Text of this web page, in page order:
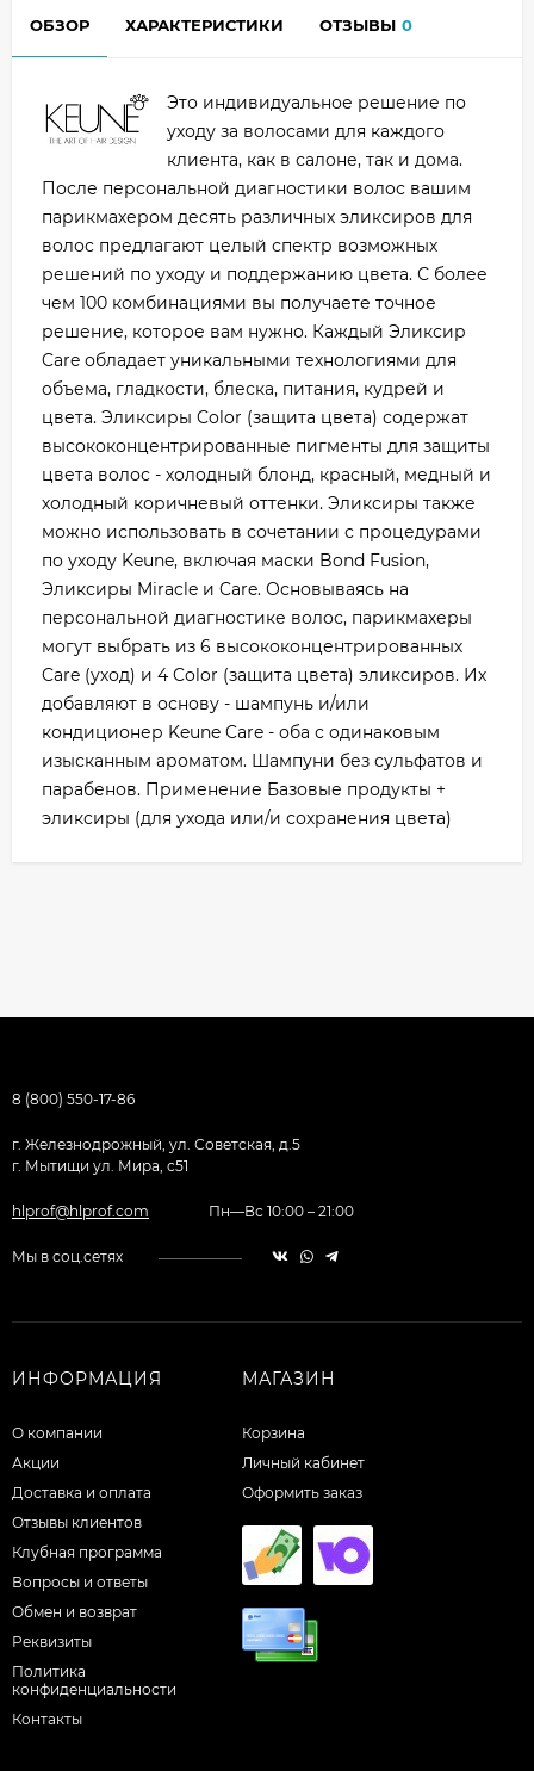
ОБЗОР ХАРАКТЕРИСТИКИ ОТЗЫВЫ 0
Это индивидуальное решение по
уходу за волосами для каждого
клиента, как в салоне, так и дома.
После персональной диагностики волос вашим
парикмахером десять различных эликсиров для
волос предлагают целый спектр возможных
решений по уходу и поддержанию цвета. С более
чем 100 комбинациями вы получаете точное
решение, которое вам нужно. Каждый Эликсир
Care обладает уникальными технологиями для
объема, гладкости, блеска, питания, кудрей и
цвета. Эликсиры Color (защита цвета) содержат
высококонцентрированные пигменты для защиты
цвета волос - холодный блонд, красный, медный и
холодный коричневый оттенки. Эликсиры также
можно использовать в сочетании с процедурами
по уходу Keune, включая маски Bond Fusion,
Эликсиры Miracle и Care. Основываясь на
персональной диагностике волос, парикмахеры
могут выбрать из 6 высококонцентрированных
Care (уход) и 4 Color (защита цвета) эликсиров. Их
добавляют в основу - шампунь и/или
кондиционер Keune Care - оба с одинаковым
изысканным ароматом. Шампуни без сульфатов и
парабенов. Применение Базовые продукты +
эликсиры (для ухода или/и сохранения цвета)
8 (800) 550-17-86
г. Железнодрожный, ул. Советская, д.5
г. Мытищи ул. Мира, с51
hlprof@hlprof.com Пн—Вс 10:00 – 21:00
Мы в соц.сетях
ИНФОРМАЦИЯ
О компании
Акции
Доставка и оплата
Отзывы клиентов
Клубная программа
Вопросы и ответы
Обмен и возврат
Реквизиты
Политика
конфиденциальности
Контакты
МАГАЗИН
Корзина
Личный кабинет
Оформить заказ